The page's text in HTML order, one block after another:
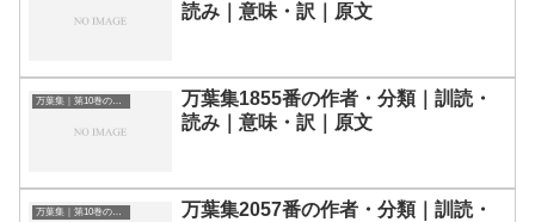
読み｜意味・訳｜原文
万葉集｜第10巻の和歌一覧
万葉集1855番の作者・分類｜訓読・
読み｜意味・訳｜原文
万葉集｜第10巻の和歌一覧
万葉集2057番の作者・分類｜訓読・